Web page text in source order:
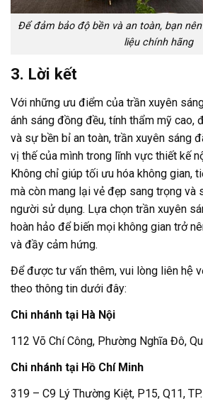
Để đảm bảo độ bền và an toàn, bạn
liệu chính hãng
3. Lời kết
Với những ưu điểm của trần xuyên
ánh sáng đồng đều, tính thẩm mỹ cao,
và sự bền bỉ an toàn, trần xuyên sáng
vị thế của mình trong lĩnh vực thiết kế
Không chỉ giúp tối ưu hóa không gian,
mà còn mang lại vẻ đẹp sang trọng và
người sử dụng. Lựa chọn trần xuyên
hoàn hảo để biến mọi không gian trở
và đầy cảm hứng.
Để được tư vấn thêm, vui lòng liên hệ
theo thông tin dưới đây:
Chi nhánh tại Hà Nội
112 Võ Chí Công, Phường Nghĩa Đô,
Chi nhánh tại Hồ Chí Minh
319 – C9 Lý Thường Kiệt, P15, Q11,